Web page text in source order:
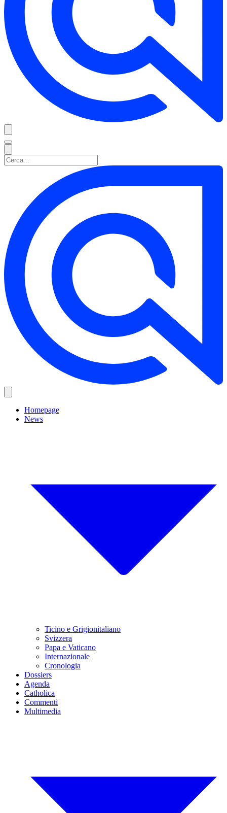
Homepage
News
Ticino e Grigionitaliano
Svizzera
Papa e Vaticano
Internazionale
Cronologia
Dossiers
Agenda
Catholica
Commenti
Multimedia